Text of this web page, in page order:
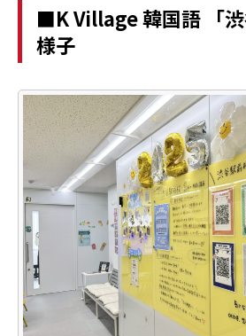
■K Village 韓国語 「
様子